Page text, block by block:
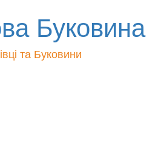
Буковина
та Буковини